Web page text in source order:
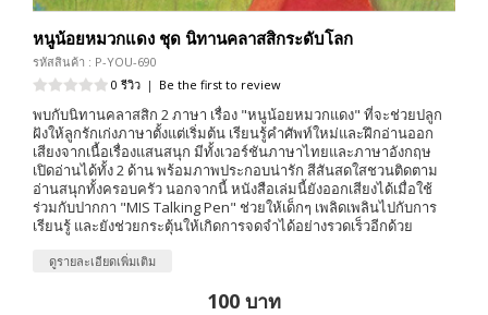
หนูน้อยหมวกแดง ชุด นิทานคลาสสิกระดับโลก
รหัสสินค้า : P-YOU-690
0 รีวิว | Be the first to review
พบกับนิทานคลาสสิก 2 ภาษา เรื่อง "หนูน้อยหมวกแดง" ที่จะช่วยปลูก
ฝังให้ลูกรักเก่งภาษาตั้งแต่เริ่มต้น เรียนรู้คำศัพท์ใหม่และฝึกอ่านออก
เสียงจากเนื้อเรื่องแสนสนุก มีทั้งเวอร์ชันภาษาไทยและภาษาอังกฤษ
เปิดอ่านได้ทั้ง 2 ด้าน พร้อมภาพประกอบน่ารัก สีสันสดใสชวนติดตาม
อ่านสนุกทั้งครอบครัว นอกจากนี้ หนังสือเล่มนี้ยังออกเสียงได้เมื่อใช้
ร่วมกับปากกา "MIS Talking Pen" ช่วยให้เด็กๆ เพลิดเพลินไปกับการ
เรียนรู้ และยังช่วยกระตุ้นให้เกิดการจดจำได้อย่างรวดเร็วอีกด้วย
ดูรายละเอียดเพิ่มเติม
100 บาท